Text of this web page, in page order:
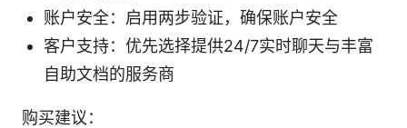
账户安全：启用两步验证，确保账户安全
客户支持：优先选择提供24/7实时聊天与丰富
自助文档的服务商
购买建议：